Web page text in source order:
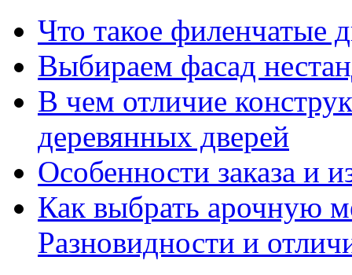
Что такое филенчатые
Выбираем фасад
В чем отличие
деревянных дверей
Особенности заказа и
Как выбрать арочную
Разновидности и